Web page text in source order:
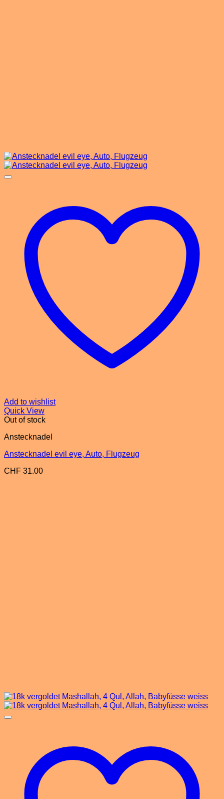
Add to wishlist
Quick View
Out of stock
Anstecknadel
Anstecknadel evil eye, Auto, Flugzeug
CHF 31.00